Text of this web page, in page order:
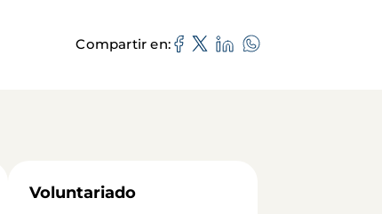
Compartir en
Voluntariado